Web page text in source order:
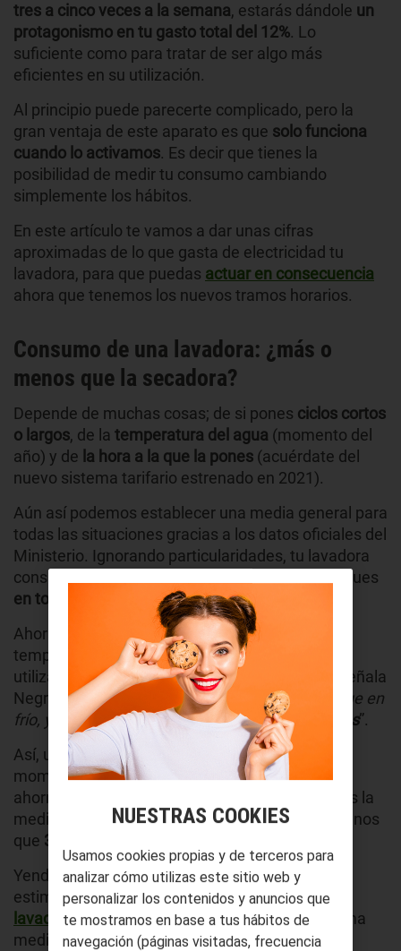
tres a cinco veces a la semana, estarás dándole un
protagonismo en tu gasto total del 12%. Lo
suficiente como para tratar de ser algo más
eficientes en su utilización.
Al principio puede parecerte complicado, pero la
gran ventaja de este aparato es que solo funciona
cuando lo activamos. Es decir que tienes la
posibilidad de medir tu consumo cambiando
simplemente los hábitos.
En este artículo te vamos a dar unas cifras
aproximadas de lo que gasta de electricidad tu
lavadora, para que puedas actuar en consecuencia
ahora que tenemos los nuevos tramos horarios.
Consumo de una lavadora: ¿más o
menos que la secadora?
Depende de muchas cosas; de si pones ciclos cortos
o largos, de la temperatura del agua (momento del
año) y de la hora a la que la pones (acuérdate del
nuevo sistema tarifario estrenado en 2021).
Aún así podemos establecer una media general para
todas las situaciones gracias a los datos oficiales del
Ministerio. Ignorando particularidades, tu lavadora
consumirá unos
. ¿Y en dinero? Pues
en torno a 117 euros.
Ahora bien, cuando empezamos a jugar con la
temperatura
la cosa cambia. El programa que
utilizas es muy importante, porque tal y como señala
Negriza, “a 30 grados se gasta más del doble que en
frío, y
a 50 grados más del doble que a 30 grados”.
Así, utilizándola siempre con agua fría y en los
momentos más baratos del día podríamos
ahorrarnos
. Si recuperamos la
media anterior, supondría un ahorro de nada menos
que 31 euros
Yendo más al grano, desdeBoschhacen una
estimación con uno de sus modelos, la
lavadora A+++ Bosch de 8 kg , un artículo de gama
media con capacidad estándar. O lo que es lo
NUESTRAS COOKIES
Usamos cookies propias y de terceros para
analizar cómo utilizas este sitio web y
personalizar los contenidos y anuncios que
te mostramos en base a tus hábitos de
navegación (páginas visitadas, frecuencia